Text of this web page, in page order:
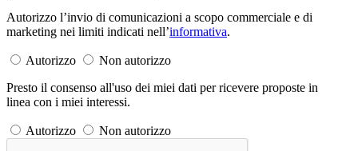
Autorizzo l’invio di comunicazioni a scopo commerciale e di
marketing nei limiti indicati nell’informativa.
Autorizzo
Non autorizzo
Presto il consenso all'uso dei miei dati per ricevere proposte in
linea con i miei interessi.
Autorizzo Non autorizzo